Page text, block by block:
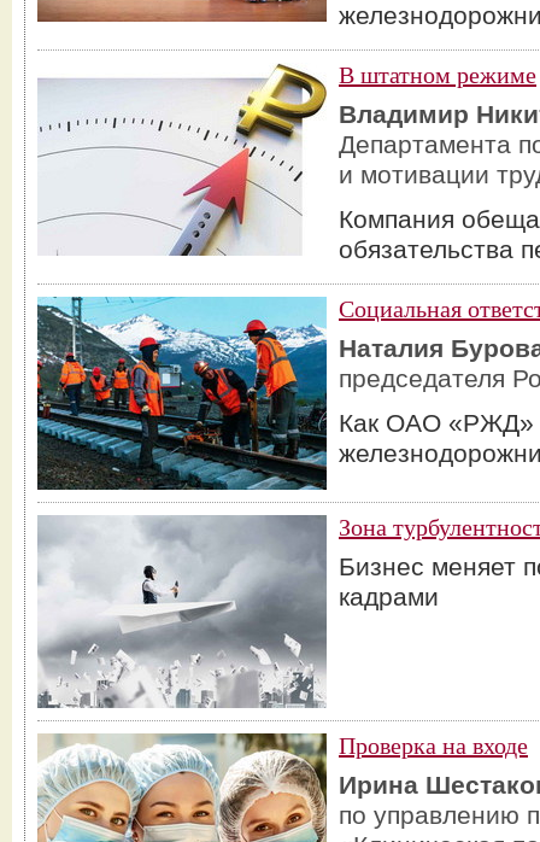
В штатном режиме
Владимир
Департамента
и мотивации
Компания
обязательства
Социальная
Наталия
председателя
Как ОАО «РЖД»
Зона
Бизнес меняет
кадрами
Проверка на входе
Ирина
по управлению